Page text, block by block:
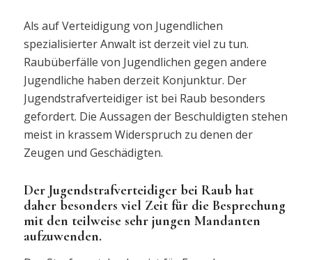
Als auf Verteidigung von Jugendlichen
spezialisierter Anwalt ist derzeit viel zu tun.
Raubüberfälle von Jugendlichen gegen andere
Jugendliche haben derzeit Konjunktur. Der
Jugendstrafverteidiger ist bei Raub besonders
gefordert. Die Aussagen der Beschuldigten stehen
meist in krassem Widerspruch zu denen der
Zeugen und Geschädigten.
Der Jugendstrafverteidiger bei Raub hat
daher besonders viel Zeit für die Besprechung
mit den teilweise sehr jungen Mandanten
aufzuwenden.